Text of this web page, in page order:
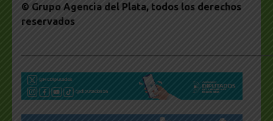
© Grupo Agencia del Plata, todos los derechos
reservados